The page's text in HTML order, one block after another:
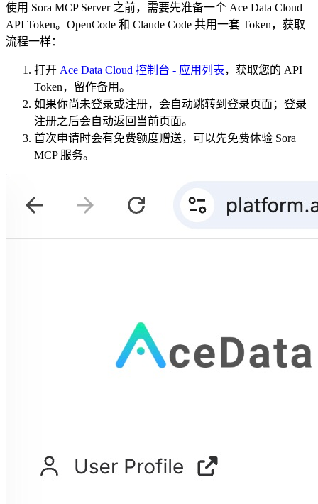
使用 Sora MCP Server 之前，需要先准备一个 Ace Data Cloud
API Token。OpenCode 和 Claude Code 共用一套 Token，获取
流程一样：
打开 Ace Data Cloud 控制台 - 应用列表，获取您的 API
Token，留作备用。
如果你尚未登录或注册，会自动跳转到登录页面；登录
注册之后会自动返回当前页面。
首次申请时会有免费额度赠送，可以先免费体验 Sora
MCP 服务。